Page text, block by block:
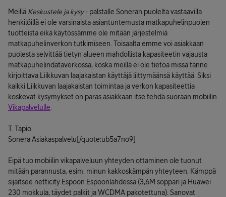
Meillä Keskustele ja kysy- palstalle Soneran puolelta vastaavilla
henkilöillä ei ole varsinaista asiantuntemusta matkapuhelinpuolen
tuotteista eikä käytössämme ole mitään järjestelmiä
matkapuhelinverkon tutkimiseen. Toisaalta emme voi asiakkaan
puolesta selvittää tietyn alueen mahdollista kapasiteetin vajausta
matkapuhelindataverkossa, koska meillä ei ole tietoa missä tänne
kirjoittava Liikkuvan laajakaistan käyttäjä liittymäänsä käyttää. Siksi
kaikki Liikkuvan laajakaistan toimintaa ja verkon kapasiteettia
koskevat kysymykset on paras asiakkaan itse tehdä suoraan mobiilin
Vikapalvelulle
T. Tapio
Sonera Asiakaspalvelu[/quote:ub5a7no9]
Eipä tuo mobiilin vikapalveluun yhteyden ottaminen ole tuonut
mitään parannusta, esim. minun kakkoskämpän yhteyteen. Kämppä
sijaitsee netticity Espoon Espoonlahdessa (3,6M soppari ja Huawei
230 mokkula, täydet palkit ja WCDMA pakotettuna). Sanovat